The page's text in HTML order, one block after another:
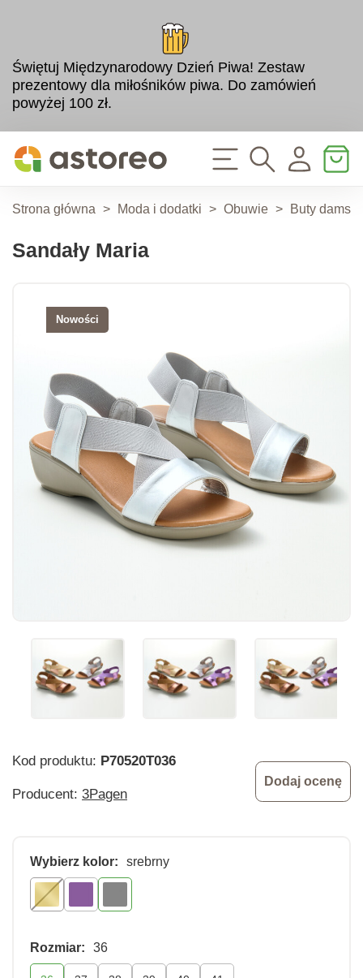
Świętuj Międzynarodowy Dzień Piwa! Zestaw
prezentowy dla miłośników piwa. Do zamówień
powyżej 100 zł.
Strona główna > Moda i dodatki > Obuwie > Buty
Sandały Maria
Nowości
Kod produktu: P70520T036
Producent: 3Pagen
Dodaj ocenę
Wybierz kolor: srebrny
Rozmiar: 36